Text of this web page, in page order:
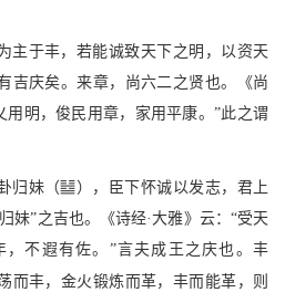
主于丰，若能诚致天下之明，以资天
吉庆矣。来章，尚六二之贤也。《尚
用明，俊民用章，家用平康。”此之谓
归妹（I），臣下怀诚以发志，君上
妹”之吉也。《诗经·大雅》云：“受天
，不遐有佐。”言夫成王之庆也。丰
而丰，金火锻炼而革，丰而能革，则